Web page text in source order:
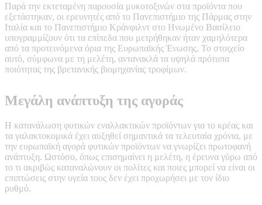
Παρά την εκτεταμένη παρουσία μυκοτοξινών στα προϊόντα που
εξετάστηκαν, οι ερευνητές από το Πανεπιστήμιο της Πάρμας στην
Ιταλία και το Πανεπιστήμιο Κράνφιλντ στο Ηνωμένο Βασίλειο
υπογραμμίζουν ότι τα επίπεδα που μετρήθηκαν ήταν χαμηλότερα
από τα προτεινόμενα όρια της Ευρωπαϊκής Ένωσης. Το στοιχείο
αυτό, σύμφωνα με τη μελέτη, αντανακλά τα υψηλά πρότυπα
ποιότητας της βρετανικής βιομηχανίας τροφίμων.
Μεγάλη ανάπτυξη της αγοράς
Η κατανάλωση φυτικών εναλλακτικών προϊόντων για το κρέας και
τα γαλακτοκομικά έχει αυξηθεί σημαντικά τα τελευταία χρόνια, με
την ευρωπαϊκή αγορά φυτικών προϊόντων να γνωρίζει πρωτοφανή
ανάπτυξη. Ωστόσο, όπως επισημαίνει η μελέτη, η έρευνα γύρω από
το τι ακριβώς καταναλώνουν οι πολίτες και ποιες μπορεί να είναι οι
επιπτώσεις στην υγεία τους δεν έχει προχωρήσει με τον ίδιο
ρυθμό.